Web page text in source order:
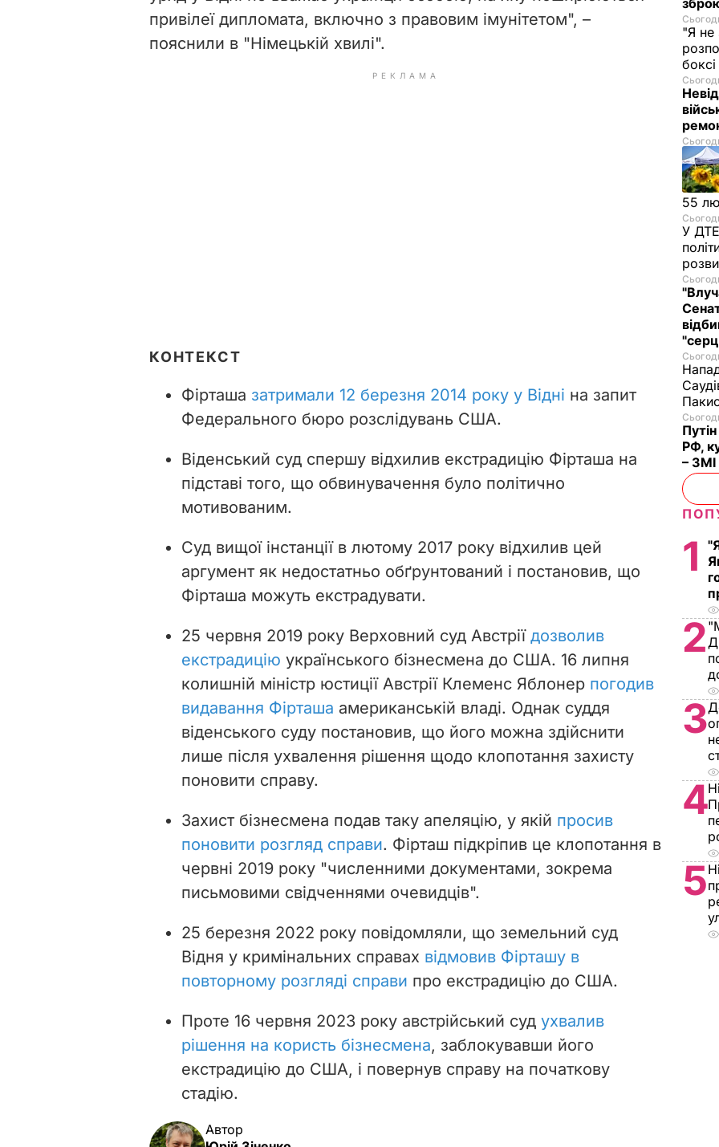
привілеї дипломата, включно з правовим імунітетом", –
пояснили в "Німецькій хвилі".
РЕКЛАМА
КОНТЕКСТ
Фірташа затримали 12 березня 2014 року у Відні на запит
Федерального бюро розслідувань США.
Віденський суд спершу відхилив екстрадицію Фірташа на
підставі того, що обвинувачення було політично
мотивованим.
Суд вищої інстанції в лютому 2017 року відхилив цей
аргумент як недостатньо обґрунтований і постановив, що
Фірташа можуть екстрадувати.
25 червня 2019 року Верховний суд Австрії дозволив
екстрадицію українського бізнесмена до США. 16 липня
колишній міністр юстиції Австрії Клеменс Яблонер погодив
видавання Фірташа американській владі. Однак суддя
віденського суду постановив, що його можна здійснити
лише після ухвалення рішення щодо клопотання захисту
поновити справу.
Захист бізнесмена подав таку апеляцію, у якій просив
поновити розгляд справи. Фірташ підкріпив це клопотання в
червні 2019 року "численними документами, зокрема
письмовими свідченнями очевидців".
25 березня 2022 року повідомляли, що земельний суд
Відня у кримінальних справах відмовив Фірташу в
повторному розгляді справи про екстрадицію до США.
Проте 16 червня 2023 року австрійський суд ухвалив
рішення на користь бізнесмена, заблокувавши його
екстрадицію до США, і повернув справу на початкову
стадію.
Автор
"Я не
боксі
55
У
РФ,
– ЗМІ
1
2
3
4
5